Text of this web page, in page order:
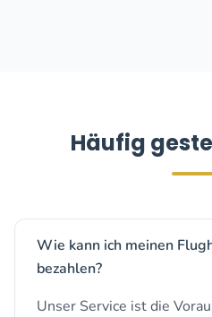
Häufig
Wie kann ich meinen
bezahlen?
Unser Service ist die